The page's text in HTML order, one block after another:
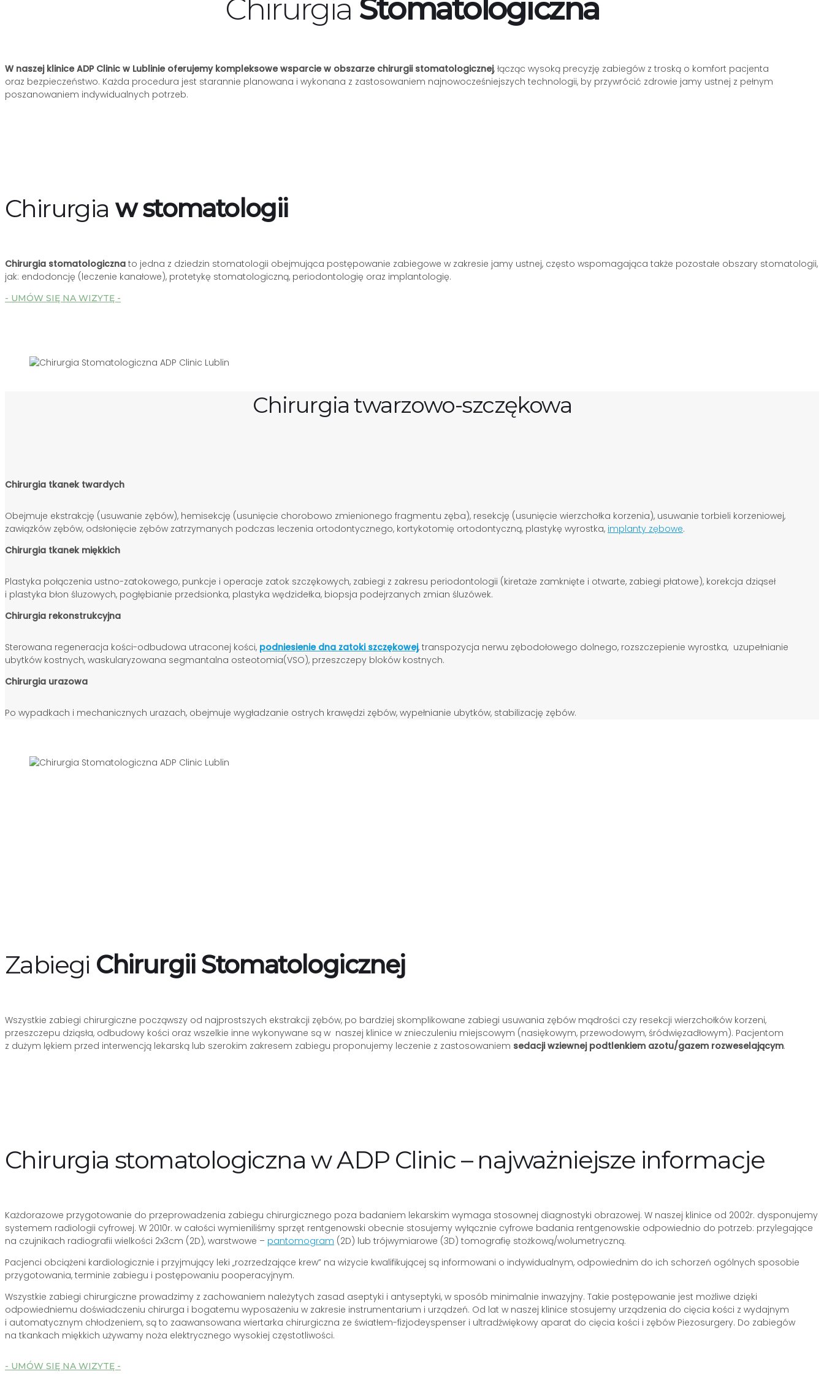
Chirurgia Stomatologiczna
W naszej kliniceADP Clinic w Lublinie oferujemy kompleksowe wsparcie w obszarze chirurgii stomatologicznej, łącząc wysoką precyzję zabiegów z troską o komfort pacjenta
oraz bezpieczeństwo. Każda procedura jest starannie planowana i wykonana z zastosowaniem najnowocześniejszych technologii, by przywrócić zdrowie jamy ustnej z pełnym
poszanowaniem indywidualnych potrzeb.
Chirurgia w stomatologii
Chirurgia stomatologiczna to jedna z dziedzin stomatologii obejmująca postępowanie zabiegowe w zakresie jamy ustnej, często wspomagająca także pozostałe obszary stomatologii,
jak: endodoncję (leczenie kanałowe), protetykę stomatologiczną, periodontologię oraz implantologię.
- UMÓW SIĘ NA WIZYTĘ -
Chirurgia twarzowo-szczękowa
Chirurgia tkanek twardych
Obejmuje ekstrakcję (usuwanie zębów), hemisekcję (usunięcie chorobowo zmienionego fragmentu zęba), resekcję (usunięcie wierzchołka korzenia), usuwanie torbieli korzeniowej,
zawiązków zębów, odsłonięcie zębów zatrzymanych podczas leczenia ortodontycznego, kortykotomię ortodontyczną, plastykę wyrostka, implanty zębowe.
Chirurgia tkanek miękkich
Plastyka połączenia ustno-zatokowego, punkcje i operacje zatok szczękowych, zabiegi z zakresu periodontologii (kiretaże zamknięte i otwarte, zabiegi płatowe), korekcja dziąseł
i plastyka błon śluzowych, pogłębianie przedsionka, plastyka wędzidełka, biopsja podejrzanych zmian śluzówek.
Chirurgia rekonstrukcyjna
Sterowana regeneracja kości-odbudowa utraconej kości, podniesienie dna zatoki szczękowej, transpozycja nerwu zębodołowego dolnego, rozszczepienie wyrostka, uzupełnianie
ubytków kostnych, waskularyzowana segmantalna osteotomia(VSO), przeszczepy bloków kostnych.
Chirurgia urazowa
Po wypadkach i mechanicznych urazach, obejmuje wygładzanie ostrych krawędzi zębów, wypełnianie ubytków, stabilizację zębów.
Zabiegi Chirurgii Stomatologicznej
Wszystkie zabiegi chirurgiczne począwszy od najprostszych ekstrakcji zębów, po bardziej skomplikowane zabiegi usuwania zębów mądrości czy resekcji wierzchołków korzeni,
przeszczepu dziąsła, odbudowy kości oraz wszelkie inne wykonywane są w naszej klinice w znieczuleniu miejscowym (nasiękowym, przewodowym, śródwięzadłowym). Pacjentom
z dużym lękiem przed interwencją lekarską lub szerokim zakresem zabiegu proponujemy leczenie z zastosowaniem sedacji wziewnej podtlenkiem azotu/gazem rozweselającym.
Chirurgia stomatologiczna w ADP Clinic – najważniejsze informacje
Każdorazowe przygotowanie do przeprowadzenia zabiegu chirurgicznego poza badaniem lekarskim wymaga stosownej diagnostyki obrazowej. W naszej klinice od 2002r. dysponujemy
systemem radiologii cyfrowej. W 2010r. w całości wymieniliśmy sprzęt rentgenowski obecnie stosujemy wyłącznie cyfrowe badania rentgenowskie odpowiednio do potrzeb: przylegające
na czujnikach radiografii wielkości 2x3cm (2D), warstwowe – pantomogram (2D) lub trójwymiarowe (3D) tomografię stożkową/wolumetryczną.
Pacjenci obciążeni kardiologicznie i przyjmujący leki „rozrzedzające krew” na wizycie kwalifikującej są informowani o indywidualnym, odpowiednim do ich schorzeń ogólnych sposobie
przygotowania, terminie zabiegu i postępowaniu pooperacyjnym.
Wszystkie zabiegi chirurgiczne prowadzimy z zachowaniem należytych zasad aseptyki i antyseptyki, w sposób minimalnie inwazyjny. Takie postępowanie jest możliwe dzięki
odpowiedniemu doświadczeniu chirurga i bogatemu wyposażeniu w zakresie instrumentarium i urządzeń. Od lat w naszej klinice stosujemy urządzenia do cięcia kości z wydajnym
i automatycznym chłodzeniem, są to zaawansowana wiertarka chirurgiczna ze światłem-fizjodeyspenser i ultradźwiękowy aparat do cięcia kości i zębów Piezosurgery. Do zabiegów
na tkankach miękkich używamy noża elektrycznego wysokiej częstotliwości.
- UMÓW SIĘ NA WIZYTĘ -